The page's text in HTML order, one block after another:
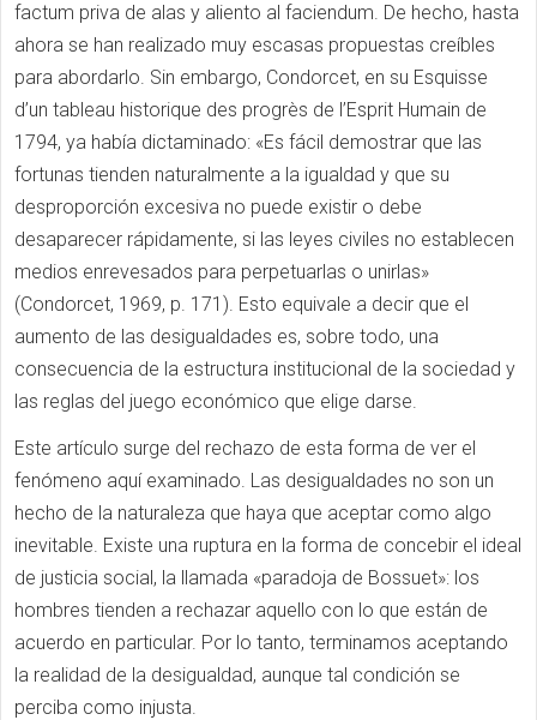
factum priva de alas y aliento al faciendum. De hecho, hasta
ahora se han realizado muy escasas propuestas creíbles
para abordarlo. Sin embargo, Condorcet, en su Esquisse
d’un tableau historique des progrès de l’Esprit Humain de
1794, ya había dictaminado: «Es fácil demostrar que las
fortunas tienden naturalmente a la igualdad y que su
desproporción excesiva no puede existir o debe
desaparecer rápidamente, si las leyes civiles no establecen
medios enrevesados para perpetuarlas o unirlas»
(Condorcet, 1969, p. 171). Esto equivale a decir que el
aumento de las desigualdades es, sobre todo, una
consecuencia de la estructura institucional de la sociedad y
las reglas del juego económico que elige darse.
Este artículo surge del rechazo de esta forma de ver el
fenómeno aquí examinado. Las desigualdades no son un
hecho de la naturaleza que haya que aceptar como algo
inevitable. Existe una ruptura en la forma de concebir el ideal
de justicia social, la llamada «paradoja de Bossuet»: los
hombres tienden a rechazar aquello con lo que están de
acuerdo en particular. Por lo tanto, terminamos aceptando
la realidad de la desigualdad, aunque tal condición se
perciba como injusta.